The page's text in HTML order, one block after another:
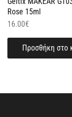
Rose 15ml
16.00€
Προσθήκη στο